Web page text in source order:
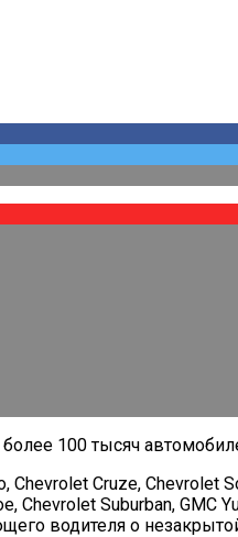
100 тысяч
Chevrolet Cruze,
Suburban,
водителя о